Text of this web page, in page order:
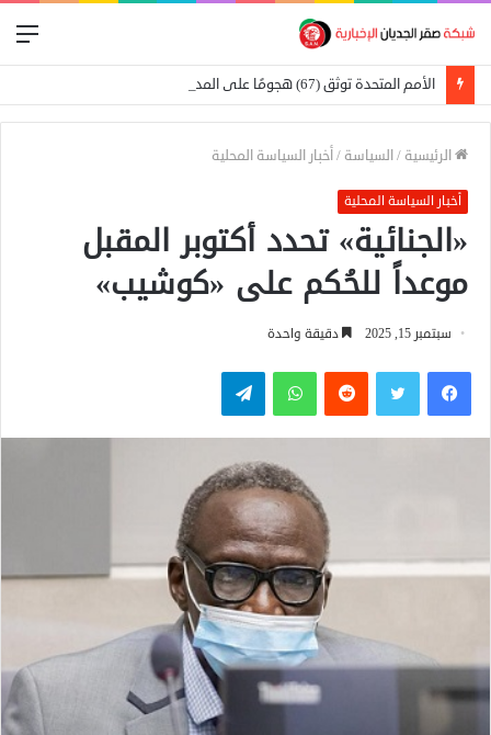
الأمم المتحدة توثق (67) هجومًا على المدارس في السودان
الرئيسية /السياسة /أخبار السياسة المحلية
أخبار السياسة المحلية
«الجنائية» تحدد أكتوبر المقبل
موعداً للحُكم على «كوشيب»
سبتمبر 15, 2025 دقيقة واحدة
فيسبوكتويتر واتساب تيلقرام